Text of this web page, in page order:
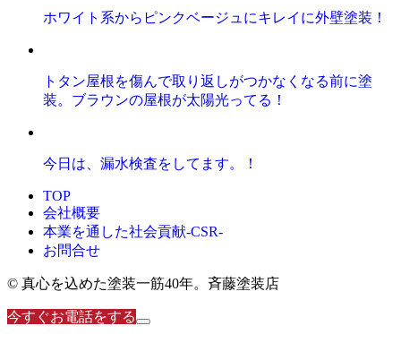
ホワイト系からピンクベージュにキレイに外壁塗装！
トタン屋根を傷んで取り返しがつかなくなる前に塗
装。ブラウンの屋根が太陽光ってる！
今日は、漏水検査をしてます。！
TOP
会社概要
本業を通した社会貢献-CSR-
お問合せ
© 真心を込めた塗装一筋40年。斉藤塗装店
今すぐお電話をする